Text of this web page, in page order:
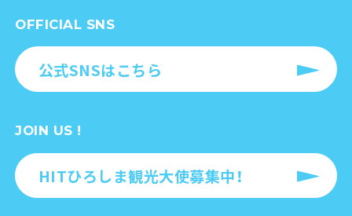
OFFICIAL SNS
公式SNSはこちら
JOIN US !
HITひろしま観光大使募集中！